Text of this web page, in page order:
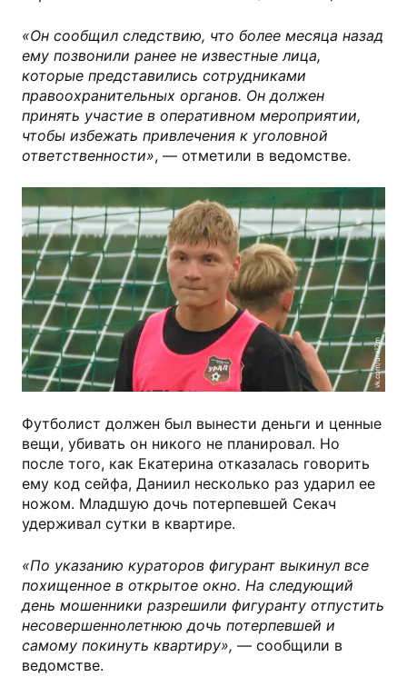
«Он сообщил следствию, что более месяца назад
ему позвонили ранее не известные лица,
которые представились сотрудниками
правоохранительных органов. Он должен
принять участие в оперативном мероприятии,
чтобы избежать привлечения к уголовной
ответственности», — отметили в ведомстве.
vk.com/ural2m
Футболист должен был вынести деньги и ценные
вещи, убивать он никого не планировал. Но
после того, как Екатерина отказалась говорить
ему код сейфа, Даниил несколько раз ударил ее
ножом. Младшую дочь потерпевшей Секач
удерживал сутки в квартире.
«По указанию кураторов фигурант выкинул все
похищенное в открытое окно. На следующий
день мошенники разрешили фигуранту отпустить
несовершеннолетнюю дочь потерпевшей и
самому покинуть квартиру», — сообщили в
ведомстве.